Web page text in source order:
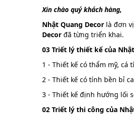
Xin chào quý khách hàng,
Nhật Quang Decor là đơn
Decor đã từng triển khai.
03 Triết lý thiết kế của
1 - Thiết kế có thẩm mỹ, cá
2 - Thiết kế có tính bền bỉ
3 - Thiết kế định hướng lối
02 Triết lý thi công của